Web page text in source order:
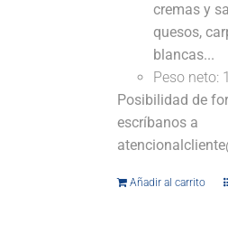
cremas y
quesos,
blancas...
Peso neto:
Posibilidad de
escríbanos a
Añadir al carrito